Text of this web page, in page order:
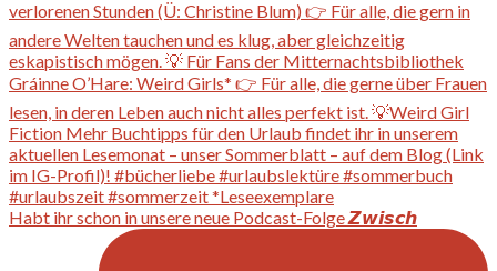
Habt ihr schon in unsere neue Podcast-Folge 𝙕𝙬𝙞𝙨𝙘𝙝